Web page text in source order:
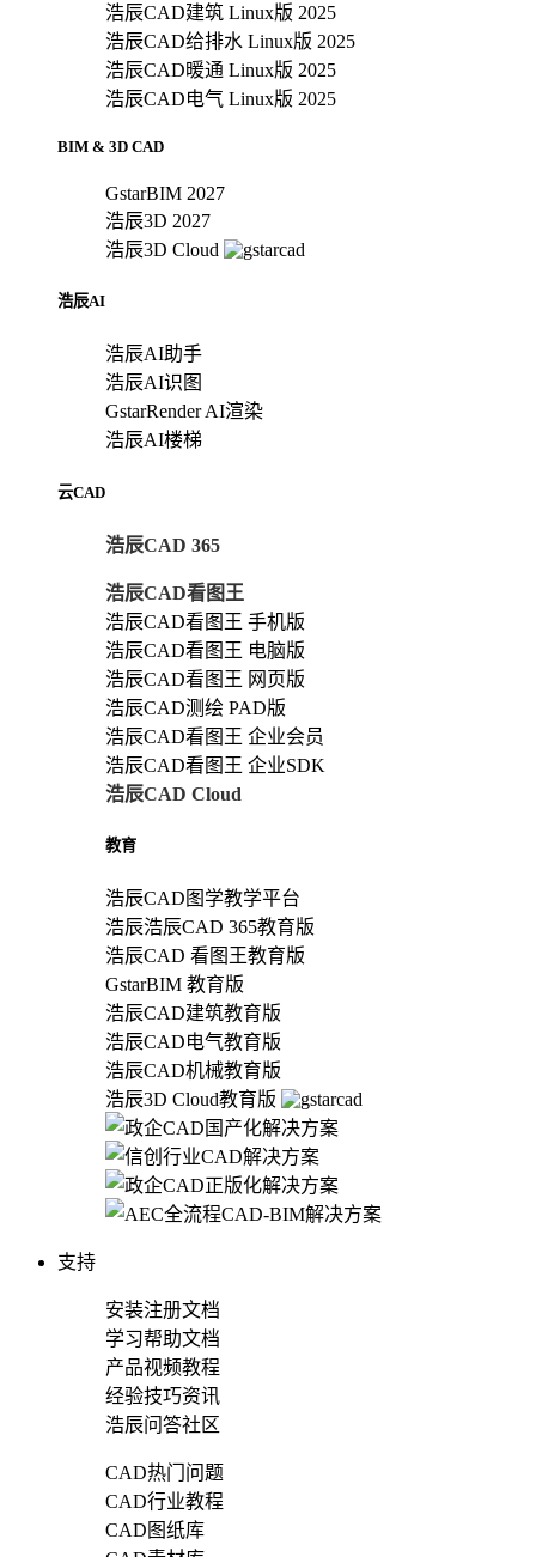
浩辰CAD建筑 Linux版 2025
浩辰CAD给排水 Linux版 2025
浩辰CAD暖通 Linux版 2025
浩辰CAD电气 Linux版 2025
BIM & 3D CAD
GstarBIM 2027
浩辰3D 2027
浩辰3D Cloud
浩辰AI
浩辰AI助手
浩辰AI识图
GstarRender AI渲染
浩辰AI楼梯
云CAD
浩辰CAD 365
浩辰CAD看图王
浩辰CAD看图王 手机版
浩辰CAD看图王 电脑版
浩辰CAD看图王 网页版
浩辰CAD测绘 PAD版
浩辰CAD看图王 企业会员
浩辰CAD看图王 企业SDK
浩辰CAD Cloud
教育
浩辰CAD图学教学平台
浩辰浩辰CAD 365教育版
浩辰CAD 看图王教育版
GstarBIM 教育版
浩辰CAD建筑教育版
浩辰CAD电气教育版
浩辰CAD机械教育版
浩辰3D Cloud教育版
支持
安装注册文档
学习帮助文档
产品视频教程
经验技巧资讯
浩辰问答社区
CAD热门问题
CAD行业教程
CAD图纸库